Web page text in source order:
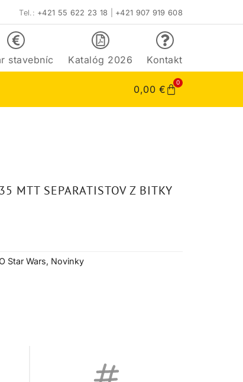
Tel.: +421 55 622 23 18 +421 907 919 608
stavebníc Katalóg 2026 Kontakt
0,00 €
0
MTT SEPARATISTOV Z BITKY
Star Wars, Novinky